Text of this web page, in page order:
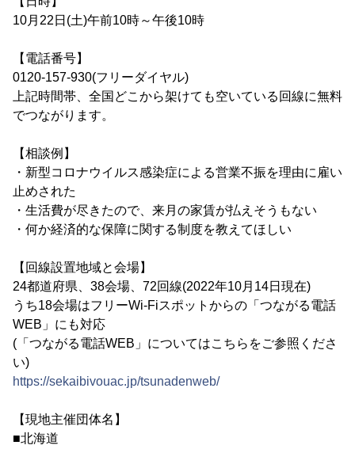
10月22日(土)午前10時～午後10時
【電話番号】
0120-157-930(フリーダイヤル)
上記時間帯、全国どこから架けても空いている回線に無料
でつながります。
【相談例】
・新型コロナウイルス感染症による営業不振を理由に雇い
止めされた
・生活費が尽きたので、来月の家賃が払えそうもない
・何か経済的な保障に関する制度を教えてほしい
【回線設置地域と会場】
24都道府県、38会場、72回線(2022年10月14日現在)
うち18会場はフリーWi-Fiスポットからの「つながる電話
WEB」にも対応
(「つながる電話WEB」についてはこちらをご参照くださ
い)
https://sekaibivouac.jp/tsunadenweb/
【現地主催団体名】
■北海道